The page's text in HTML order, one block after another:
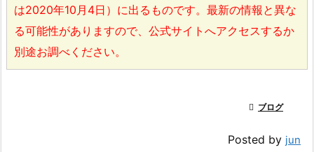
は2020年10月4日）に出るものです。最新の情報と異な
る可能性がありますので、公式サイトへアクセスするか
別途お調べください。
 ブログ
Posted by jun